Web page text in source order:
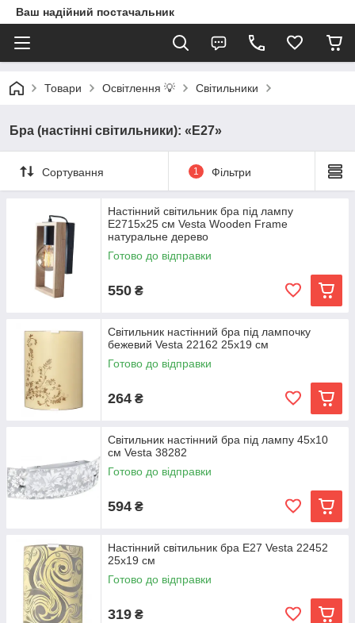
Ваш надійний постачальник
Товари Освітлення 💡 Світильники
Бра (настінні світильники): «E27»
Сортування 1 Фільтри
Настінний світильник бра під лампу
E2715х25 см Vesta Wooden Frame
натуральне дерево
Готово до відправки
550 ₴
Світильник настінний бра під лампочку
бежевий Vesta 22162 25х19 см
Готово до відправки
264 ₴
Світильник настінний бра під лампу 45х10
см Vesta 38282
Готово до відправки
594 ₴
Настінний світильник бра Е27 Vesta 22452
25х19 см
Готово до відправки
319 ₴